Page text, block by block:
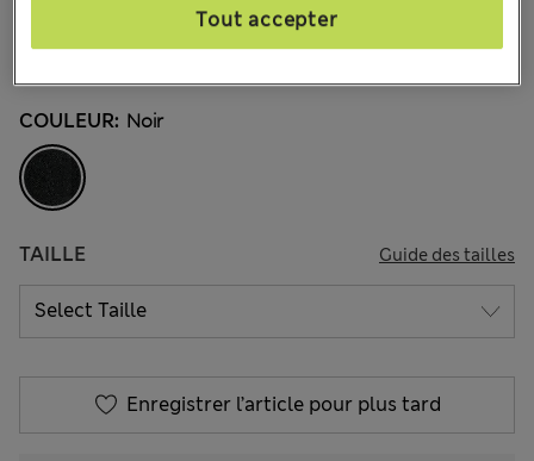
33 les commentaires reçus
Tous les prix incluent les taxes et les frais de douanes
COULEUR: Noir
TAILLE Guide des tailles
Enregistrer l’article pour plus tard
Tout accepter